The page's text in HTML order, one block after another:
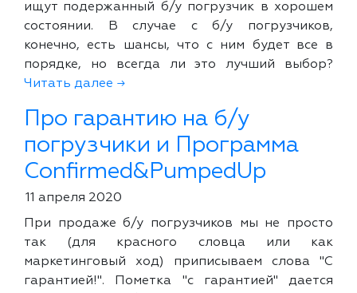
ищут подержанный б/у погрузчик в хорошем
состоянии. В случае с б/у погрузчиков,
конечно, есть шансы, что с ним будет все в
порядке, но всегда ли это лучший выбор?
Читать далее →
Про гарантию на б/у
погрузчики и Программа
Confirmed&PumpedUp
11 апреля 2020
При продаже б/у погрузчиков мы не просто
так (для красного словца или как
маркетинговый ход) приписываем слова "С
гарантией!". Пометка "с гарантией" дается